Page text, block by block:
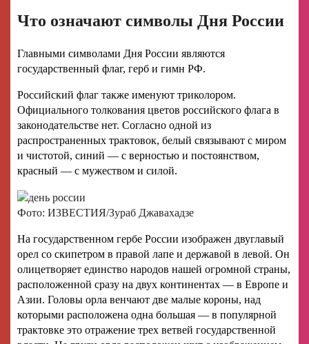
Что означают символы Дня России
Главными символами Дня России являются
государственный флаг, герб и гимн РФ.
Российский флаг также именуют триколором.
Официального толкования цветов российского флага в
законодательстве нет. Согласно одной из
распространенных трактовок, белый связывают с миром
и чистотой, синий — с верностью и постоянством,
красный — с мужеством и силой.
Фото: ИЗВЕСТИЯ/Зураб Джавахадзе
На государственном гербе России изображен двуглавый
орел со скипетром в правой лапе и державой в левой. Он
олицетворяет единство народов нашей огромной страны,
расположенной сразу на двух континентах — в Европе и
Азии. Головы орла венчают две малые короны, над
которыми расположена одна большая — в популярной
трактовке это отражение трех ветвей государственной